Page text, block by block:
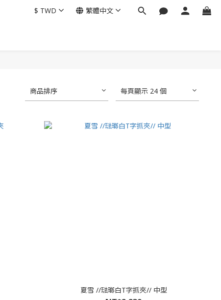
$ TWD 繁體中文
商品排序 每頁顯示 24 個
夏雪 //琺瑯白T字抓夾// 中型